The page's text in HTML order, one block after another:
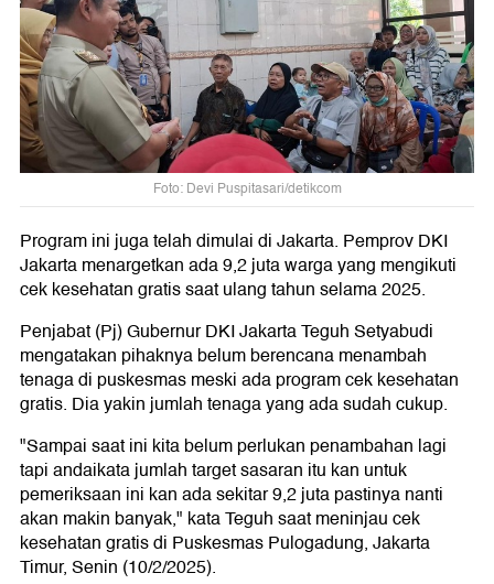
Foto: Devi Puspitasari/detikcom
Program ini juga telah dimulai di Jakarta. Pemprov DKI
Jakarta menargetkan ada 9,2 juta warga yang mengikuti
cek kesehatan gratis saat ulang tahun selama 2025.
Penjabat (Pj) Gubernur DKI Jakarta Teguh Setyabudi
mengatakan pihaknya belum berencana menambah
tenaga di puskesmas meski ada program cek kesehatan
gratis. Dia yakin jumlah tenaga yang ada sudah cukup.
"Sampai saat ini kita belum perlukan penambahan lagi
tapi andaikata jumlah target sasaran itu kan untuk
pemeriksaan ini kan ada sekitar 9,2 juta pastinya nanti
akan makin banyak," kata Teguh saat meninjau cek
kesehatan gratis di Puskesmas Pulogadung, Jakarta
Timur, Senin (10/2/2025).